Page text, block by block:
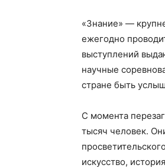
«Знание» —
ежегодно
выступлений
научные
стране быть
С момента
тысяч человек.
искусство,